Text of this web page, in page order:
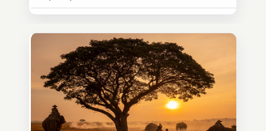
сделать для близкого человека что-то
особенное. Не обязательно
масштабное, но тёплое
и запоминающееся :)